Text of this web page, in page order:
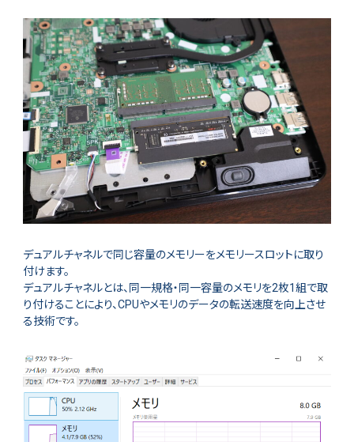
デュアルチャネルで同じ容量のメモリーをメモリースロットに取り
付けます。
デュアルチャネルとは、同一規格・同一容量のメモリを2枚1組で取
り付けることにより、CPUやメモリのデータの転送速度を向上させ
る技術です。